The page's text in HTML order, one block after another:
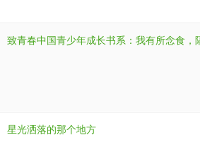
致青春中国青少年成长书系：我有所念食，
星光洒落的那个地方